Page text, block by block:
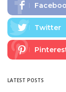
Twitter
LATEST POSTS